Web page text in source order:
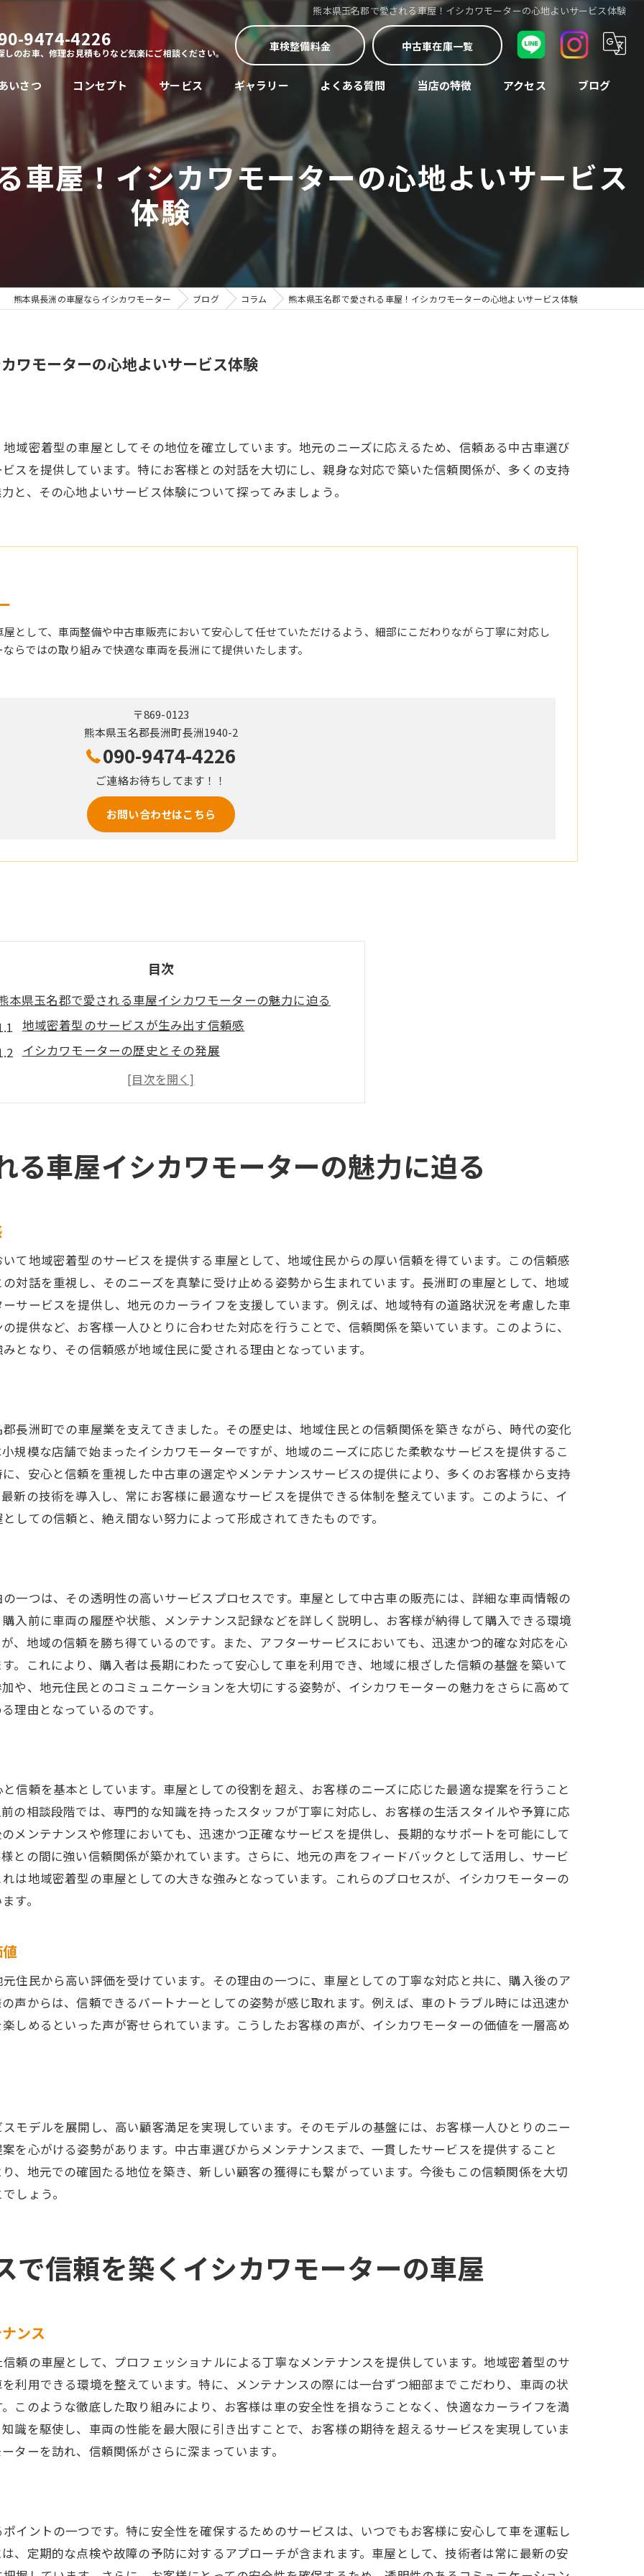
熊本県玉名郡で愛される車屋！イシカワモーターの心地よいサービス体験
9474-4226
しのお車、修理お見積もりなど気楽にご相談ください。 車検整備料金 中古車在庫一覧
いさつ コンセプト サービス ギャラリー よくある質問 当店の特徴
中古車
修理
整備
アクセス ブログ
車屋！イシカワモーターの心地よいサービス
体験
熊本県長洲の車屋ならイシカワモーター ブログ コラム 熊本県玉名郡で愛される車屋！イシカワモーターの心地よいサービス体験
ワモーターの心地よいサービス体験
域密着型の車屋としてその地位を確立しています。地元のニーズに応えるため、信頼ある中古車選び
スを提供しています。特にお客様との対話を大切にし、親身な対応で築いた信頼関係が、多くの支持
と、その心地よいサービス体験について探ってみましょう。
屋として、車両整備や中古車販売において安心して任せていただけるよう、細部にこだわりながら丁寧に対応し
らではの取り組みで快適な車両を長洲にて提供いたします。
〒869-0123
熊本県玉名郡長洲町長洲1940-2
090-9474-4226
ご連絡お待ちしてます！！
お問い合わせはこちら
目次
本県玉名郡で愛される車屋イシカワモーターの魅力に迫る
地域密着型のサービスが生み出す信頼感
イシカワモーターの歴史とその発展
地元住民に支持される理由とは
安心と信頼のサービスプロセス
独自のサービスモデルが生む顧客満足
やかなメンテナンスで信頼を築くイシカワモーターの車屋
メンテナンスの重要性を啓蒙する取り組み
長年の経験が支える技術とサービス
お客様のニーズに応えるカスタマイズメンテナンス
車検から修理までワンストップで対応
元ニーズに応えるイシカワモーターの心地よいサービス体験
コミュニケーションを重視したサービス
地元イベントへの参加と地域貢献活動
常に進化を続けるサービスラインナップ
地元の絆を深めるパートナーシップ
客様第一に考える車屋イシカワモーターの心温まる対応
感動を呼ぶカスタマーサービス
お客様に寄り添うコンサルティング
継続的なサポートで安心を提供
お客様一人ひとりに合わせたパーソナライズドサービス
シカワモーターが熊本県玉名郡で築いた地元密着の信頼関係
地元メディアとの協力関係
地域イベントへの積極的な参加
地元住民の声を尊重したサービス
未来を見据えた地域貢献プラン
心の中古車選びを提供するイシカワモーターのこだわり
厳選した中古車のラインナップ
お客様のライフスタイルに合った提案
透明性のある価格設定と商談
購入後も安心のアフターケア
アフターサービスがもたらす長期信頼
専門スタッフによる安心サポート
お客様のニーズに応えるフレキシブルな対応
地域経済に貢献するビジネスモデル
車屋としての社会的責任と環境への配慮
長く愛されるための取り組み
地域の未来を支えるための展望
オープンなコミュニケーションで築く信頼
る車屋イシカワモーターの魅力に迫る
て地域密着型のサービスを提供する車屋として、地域住民からの厚い信頼を得ています。この信頼感
対話を重視し、そのニーズを真摯に受け止める姿勢から生まれています。長洲町の車屋として、地域
サービスを提供し、地元のカーライフを支援しています。例えば、地域特有の道路状況を考慮した車
提供など、お客様一人ひとりに合わせた対応を行うことで、信頼関係を築いています。このように、
となり、その信頼感が地域住民に愛される理由となっています。
長洲町での車屋業を支えてきました。その歴史は、地域住民との信頼関係を築きながら、時代の変化
規模な店舗で始まったイシカワモーターですが、地域のニーズに応じた柔軟なサービスを提供するこ
、安心と信頼を重視した中古車の選定やメンテナンスサービスの提供により、多くのお客様から支持
新の技術を導入し、常にお客様に最適なサービスを提供できる体制を整えています。このように、イ
しての信頼と、絶え間ない努力によって形成されてきたものです。
一つは、その透明性の高いサービスプロセスです。車屋として中古車の販売には、詳細な車両情報の
入前に車両の履歴や状態、メンテナンス記録などを詳しく説明し、お客様が納得して購入できる環境
、地域の信頼を勝ち得ているのです。また、アフターサービスにおいても、迅速かつ的確な対応を心
。これにより、購入者は長期にわたって安心して車を利用でき、地域に根ざした信頼の基盤を築いて
や、地元住民とのコミュニケーションを大切にする姿勢が、イシカワモーターの魅力をさらに高めて
理由となっているのです。
信頼を基本としています。車屋としての役割を超え、お客様のニーズに応じた最適な提案を行うこと
の相談段階では、専門的な知識を持ったスタッフが丁寧に対応し、お客様の生活スタイルや予算に応
メンテナンスや修理においても、迅速かつ正確なサービスを提供し、長期的なサポートを可能にして
との間に強い信頼関係が築かれています。さらに、地元の声をフィードバックとして活用し、サービ
は地域密着型の車屋としての大きな強みとなっています。これらのプロセスが、イシカワモーターの
す。
住民から高い評価を受けています。その理由の一つに、車屋としての丁寧な対応と共に、購入後のア
声からは、信頼できるパートナーとしての姿勢が感じ取れます。例えば、車のトラブル時には迅速か
しめるといった声が寄せられています。こうしたお客様の声が、イシカワモーターの価値を一層高め
モデルを展開し、高い顧客満足を実現しています。そのモデルの基盤には、お客様一人ひとりのニー
を心がける姿勢があります。中古車選びからメンテナンスまで、一貫したサービスを提供すること
、地元での確固たる地位を築き、新しい顧客の獲得にも繋がっています。今後もこの信頼関係を大切
しょう。
で信頼を築くイシカワモーターの車屋
ンス
頼の車屋として、プロフェッショナルによる丁寧なメンテナンスを提供しています。地域密着型のサ
利用できる環境を整えています。特に、メンテナンスの際には一台ずつ細部までこだわり、車両の状
このような徹底した取り組みにより、お客様は車の安全性を損なうことなく、快適なカーライフを満
識を駆使し、車両の性能を最大限に引き出すことで、お客様の期待を超えるサービスを実現していま
ターを訪れ、信頼関係がさらに深まっています。
イントの一つです。特に安全性を確保するためのサービスは、いつでもお客様に安心して車を運転し
、定期的な点検や故障の予防に対するアプローチが含まれます。車屋として、技術者は常に最新の安